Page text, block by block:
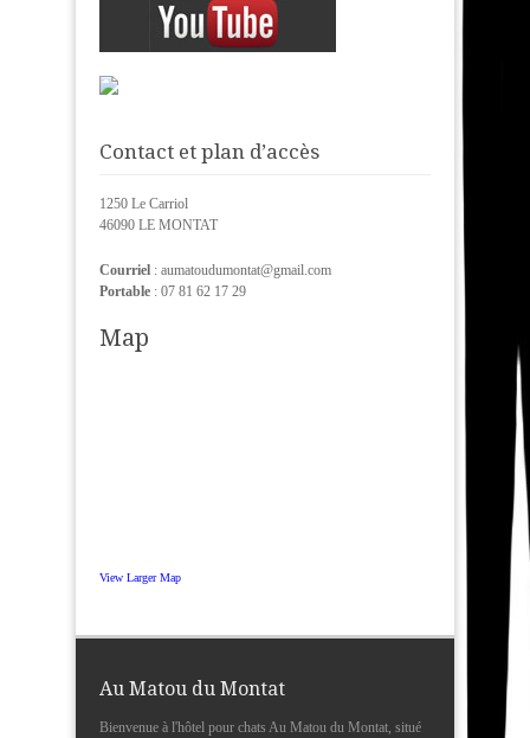
Contact et plan d’accès
1250 Le Carriol
46090 LE MONTAT
Courriel : aumatoudumontat@gmail.com
Portable : 07 81 62 17 29
Map
View Larger Map
Au Matou du Montat
Bienvenue à l'hôtel pour chats Au Matou du Montat, situé